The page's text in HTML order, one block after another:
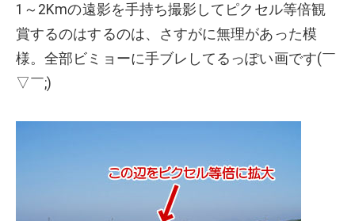
1～2Kmの遠影を手持ち撮影してピクセル等倍観
賞するのはするのは、さすがに無理があった模
様。全部ビミョーに手ブレしてるっぽい画です(￣
▽￣;)